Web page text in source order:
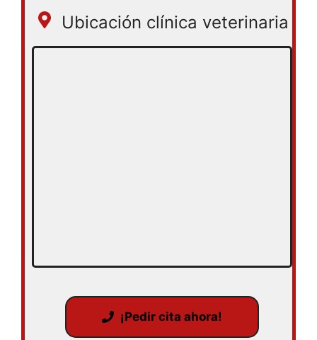
Ubicación clínica veterinaria
¡Pedir cita ahora!